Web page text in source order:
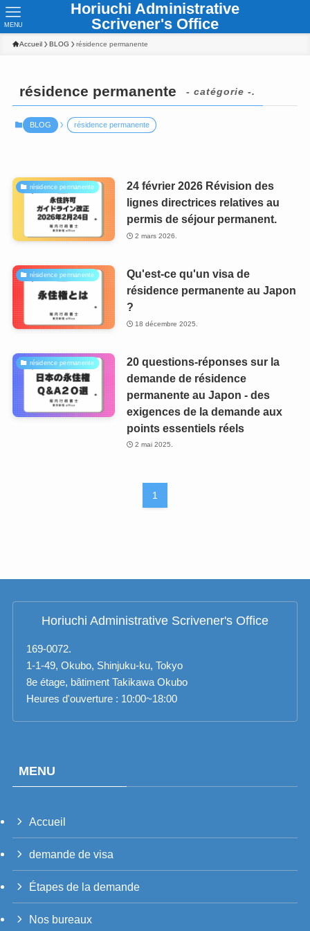
Horiuchi Administrative
Scrivener's Office
MENU
Accueil BLOG résidence permanente
résidence permanente - catégorie -.
BLOG résidence permanente
résidence permanente
24 février 2026 Révision des
lignes directrices relatives au
permis de séjour permanent.
2 mars 2026.
résidence permanente
Qu'est-ce qu'un visa de
résidence permanente au Japon
?
18 décembre 2025.
résidence permanente
20 questions-réponses sur la
demande de résidence
permanente au Japon - des
exigences de la demande aux
points essentiels réels
2 mai 2025.
1
Horiuchi Administrative Scrivener's Office
169-0072.
1-1-49, Okubo, Shinjuku-ku, Tokyo
8e étage, bâtiment Takikawa Okubo
Heures d'ouverture : 10:00~18:00
MENU
Accueil
demande de visa
Étapes de la demande
Nos bureaux
TH
PT_BR